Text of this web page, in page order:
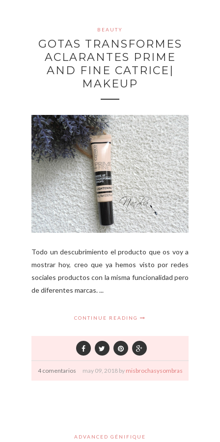
BEAUTY
GOTAS TRANSFORMES
ACLARANTES PRIME
AND FINE CATRICE|
MAKEUP
Todo un descubrimiento el producto que os voy a
mostrar hoy, creo que ya hemos visto por redes
sociales productos con la misma funcionalidad pero
de diferentes marcas. ...
CONTINUE READING
4 comentarios may 09, 2018 by misbrochasysombras
ADVANCED GÉNIFIQUE